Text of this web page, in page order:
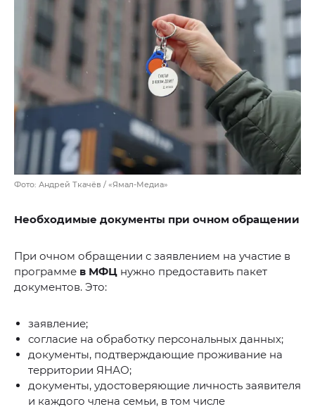
Фото: Андрей Ткачёв / «Ямал-Медиа»
Необходимые документы при очном обращении
При очном обращении с заявлением на участие в
программе в МФЦ нужно предоставить пакет
документов. Это:
заявление;
согласие на обработку персональных данных;
документы, подтверждающие проживание на
территории ЯНАО;
документы, удостоверяющие личность заявителя
и каждого члена семьи, в том числе